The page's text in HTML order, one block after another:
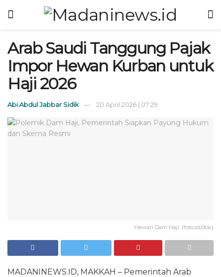
Arab Saudi Tanggung Pajak
Impor Hewan Kurban untuk
Haji 2026
Abi Abdul Jabbar Sidik 20 April 2026 | 07:29
Hewan Dam Haji. (foto:ist/dok)
MADANINEWS.ID, MAKKAH – Pemerintah Arab